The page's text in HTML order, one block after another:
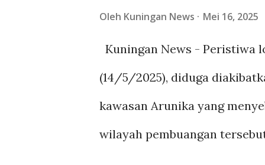
pelanggaran yang
jalan di Desa Gunungkarung
kegiatan galian C. Warga
pengambilan material
memperbesar risiko longsor
Oleh Kuningan News Mei 16, 2025
Kuningan News - Peristiwa
(14/5/2025), diduga
kawasan Arunika yang
wilayah pembuangan